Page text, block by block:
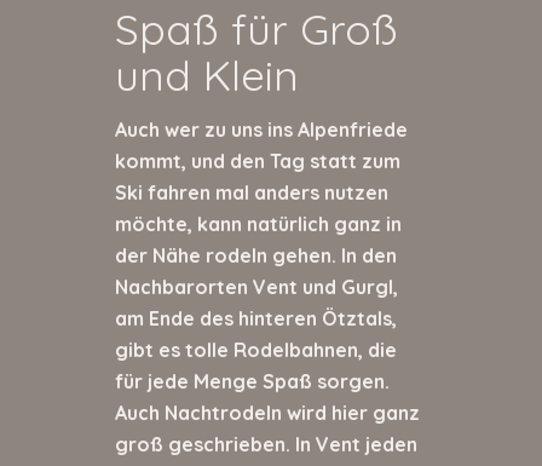
Spaß für Groß
und Klein
Auch wer zu uns ins Alpenfriede
kommt, und den Tag statt zum
Ski fahren mal anders nutzen
möchte, kann natürlich ganz in
der Nähe rodeln gehen. In den
Nachbarorten Vent und Gurgl,
am Ende des hinteren Ötztals,
gibt es tolle Rodelbahnen, die
für jede Menge Spaß sorgen.
Auch Nachtrodeln wird hier ganz
groß geschrieben. In Vent jeden